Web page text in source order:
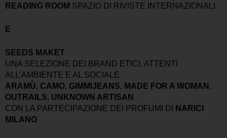
READING ROOM SPAZIO DI RIVISTE INTERNAZIONALI
E
SEEDS MAKET
UNA SELEZIONE DEI BRAND ETICI, ATTENTI
ALL’AMBIENTE E AL SOCIALE
ARAMÙ, CAMO, GIMMIJEANS, MADE FOR A WOMAN ,
OUTRAILS, UNKNOWN ARTISAN
CON LA PARTECIPAZIONE DEI PROFUMI DI
NARICI
MILANO